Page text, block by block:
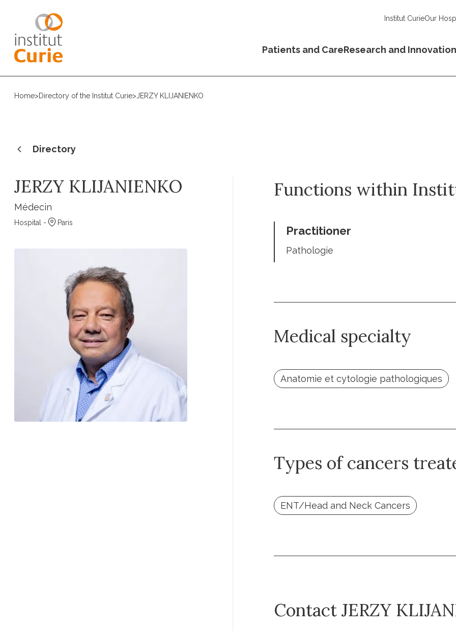
Institut CurieOur
Patients and CareResearch and Innovation
Home>Directory of the Institut Curie>JERZY KLIJANIENKO
Directory
JERZY KLIJANIENKO
Médecin
Hospital - Paris
Functions within
Practitioner
Pathologie
Medical specialty
Anatomie et cytologie pathologiques
Types of cancers
ENT/Head and Neck Cancers
Contact JERZY